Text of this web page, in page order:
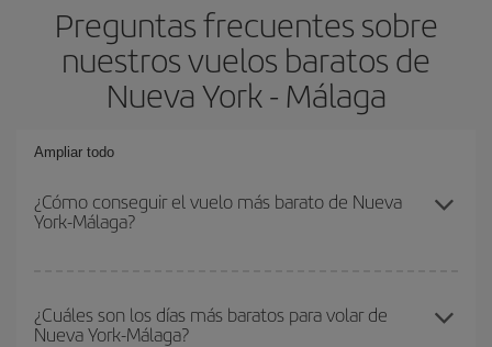
Preguntas frecuentes sobre
nuestros vuelos baratos de
Nueva York - Málaga
Ampliar todo
¿Cómo conseguir el vuelo más barato de Nueva
York-Málaga?
conseguir el vuelo más barato si evitas temporadas altas,
compras con antelación y puedes ser flexible con las fechas y
¿Cuáles son los días más baratos para volar de
Nueva York-Málaga?